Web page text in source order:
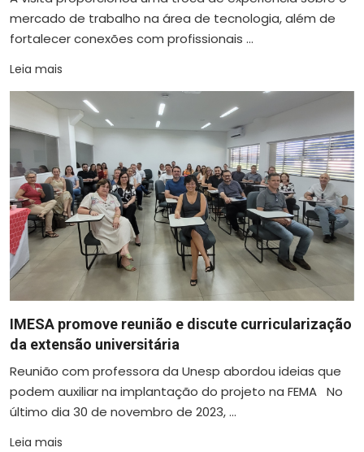
mercado de trabalho na área de tecnologia, além de
fortalecer conexões com profissionais ...
Leia mais
IMESA promove reunião e discute curricularização
da extensão universitária
Reunião com professora da Unesp abordou ideias que
podem auxiliar na implantação do projeto na FEMA No
último dia 30 de novembro de 2023, ...
Leia mais